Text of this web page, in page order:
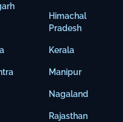
Himachal
Pradesh
Kerala
Manipur
Nagaland
Rajasthan